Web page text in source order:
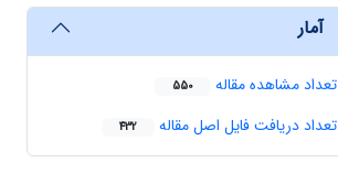
آمار
تعداد مشاهده مقاله 550
تعداد دریافت فایل اصل مقاله 432